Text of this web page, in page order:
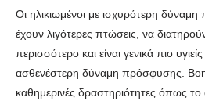
Οι ηλικιωμένοι με ισχυρότερη
έχουν λιγότερες πτώσεις, να
περισσότερο και είναι γενικά πιο
ασθενέστερη δύναμη πρόσφυσης.
καθημερινές δραστηριότητες όπως